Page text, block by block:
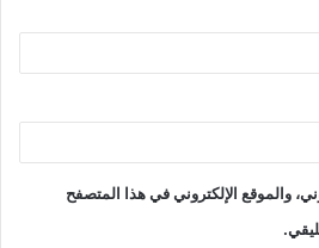
والموقع الإلكتروني في هذا المتصفح